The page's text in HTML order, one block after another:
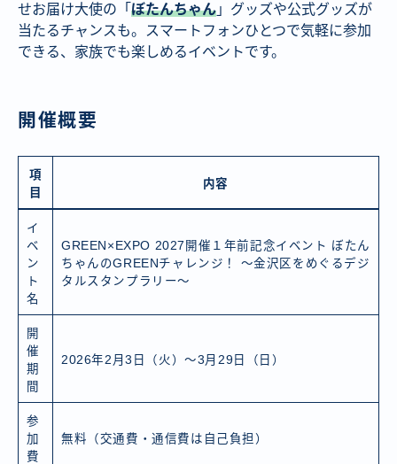
せお届け大使の「 ぼたんちゃん 」グッズや公式グッズが
当たるチャンスも。スマートフォンひとつで気軽に参加
できる、家族でも楽しめるイベントです。
開催概要
項
目
内容
イ
ベ
ン
ト
名
GREEN×EXPO 2027開催１年前記念イベント ぼたん
ちゃんのGREENチャレンジ！ ～金沢区をめぐるデジ
タルスタンプラリー～
開
催
期
間
2026年2月3日（火）～3月29日（日）
参
加
費
無料（交通費・通信費は自己負担）